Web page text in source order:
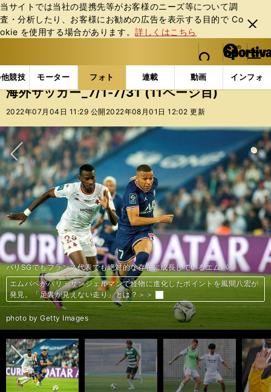
当サイトでは当社の提携先等がお客様のニーズ等について調
査・分析したり、お客様にお勧めの広告を表⽰する⽬的で Co
okie を使⽤する場合があります。詳しくはこちら
閉じ
る
web Sportiva (webスポルティーバ)
検索
マイペ
ー
ジ
メニュ
競技 モーター フォト 連載 動画 インフォ
b
ス
ポ
ル
ィ
ー
バ
フォトギャラリー コラムフォト 海外サッカー_7/
海外サッカー_7/1-7/31 (11ページ目)
2022年07月04日 11:29 公開 2022年08月01日 12:02 更新
次へ
移籍金21億円でモナコに移籍した南野拓実
南野拓実のモナコ移籍は都落ちではない。市場価値は２年半で倍増、攻撃
の要・トップ下での起用が濃厚＞＞
photo by AFLO
ボルシアMGの背番号３をチョイスした板倉滉
板倉滉がボルシアMGで求められる役割とは？ ファルケ新監督は「CBと
ボランチ、一番いいポジションで起用する」＞＞
photo by Getty Images
鹿島アンドラーズからセルクル・ブルージュへ移籍した上田綺世
上田綺世がベルギーで飛躍するために必要なこと。分岐点となる「シーズ
ン二桁得点」の壁＞＞
photo by Sano Miki
来季の所属先をめぐる報道が続いている久保建英
久保建英の新天地はどこだ。レアル・ソシエダ、バジャドリードをめぐる
それぞれの思惑＞＞
photo by Mutsu Kawamori／ MUTSUFOTOGRAFIA
緑が基調のボルシアMGのユニフォームを着た板倉滉
板倉滉の新天地ボルシアMGの黄金時代。バイエルンよりオシャレだった
＞＞
photo by Getty Images
バルサ残留か否かで交渉が長引いていたフランス代表ウスマン・デンベレ
バルサの獲得候補…レヴァンドフスキ、ロナウドなど大物の名前が挙がる
が、内実は？＞＞
photo by AFP／AFLO
1993年から1998年までPSGに在籍したライー
パリ・サンジェルマンの激動の歴史。かつては降格争い、借金まみれ、ス
ポンサーもさじを投げた＞＞
photo by AFLO
パリでのパリ・サンジェルマンの練習に合流したネイマール
来日直前のPSGで深刻な問題。ネイマールは非難の的で移籍話が再燃、正
念場を迎えた＞＞
photo by Aurelien Meunier、PSG/PSG via Getty Images
ブラジル代表と日本代表の一戦に出場したネイマール
ネイマールにとって最後のチャンス。メッシ、エムパベとの微妙な関係で
PSG残留か＞＞
photo by Sano Miki
PSGで同僚だったイブラヒモビッチ（左）とベッカム（右）
パリ・サンジェルマンを彩ってきたスーパースターたち。王様ズラタン、
ピルロの後継者、ベッカムの引退も…＞＞
photo by AFLO
パリSGでもフランス代表でも絶対的な存在に成長しているエムバペ
エムバペがパリ・サンジェルマンで怪物に進化したポイントを風間八宏が
発見。「足裏が見えない走り」とは？＞＞
photo by Getty Images
サンタ・クララからスポルティングに移籍した日本代表の守田英正
守田英正は名門で先発奪取なるか。ポルトガルリーグの日本人８人それぞ
れの立ち位置＞＞
photo by Carlos Rodrigues/Getty Images
レアル・マドリードでトレーニング中の久保建英。レアル・ソシエダ移籍が
決定的となった
久保建英に新天地レアル・ソシエダが寄せている評価と期待、そして課題
は？＞＞
photo by Antonio Villalba/Real Madrid via Getty Images
遅刻癖のあるネイマールが早くもチーム練習に参加
PSGの新体制にスター選手も戦々恐々。ネイマールさえもオフを早々に切
り上げチームに合流＞＞
photo by AFLO
映画祭出席のためにカンヌに姿を現わしたキリアン・エムバペ
エムバペ、ネイマール、メッシらのセレブぶりを紹介。パリ・サンジェル
マンの選手たちの住居や愛車は？＞＞
photo by Getty Images
パリで有名ブランドのファッションショーに出演したネイマール
エムバペ、ネイマール、メッシらのセレブぶりを紹介。パリ・サンジェル
マンの選手たちの住居や愛車は？＞＞
photo by Getty Images
リオネル・メッシの、昨夏のスペイン・イビサ島でのバカンスの様子
エムバペ、ネイマール、メッシらのセレブぶりを紹介。パリ・サンジェル
マンの選手たちの住居や愛車は？＞＞
photo by Getty Images
パリのディズニーランドを訪れ、家族と一緒にポーズをとるマルキーニョス
エムバペ、ネイマール、メッシらのセレブぶりを紹介。パリ・サンジェル
マンの選手たちの住居や愛車は？＞＞
photo by Getty Images
マドリードの高級フィットネスクラブのイベントに参加したセルヒオ・ラモ
ス
エムバペ、ネイマール、メッシらのセレブぶりを紹介。パリ・サンジェル
マンの選手たちの住居や愛車は？＞＞
photo by Getty Images
攻撃のタクトを振るメッシ（左）とネイマール（右）
新生PSGジャパンツアー直前分析。攻撃はMNMトリオのアドリブ優先、
守備は不慣れな３バックを採用か＞＞
photo by AFLO
開幕戦でマンオブザマッチに輝いた田中碧
田中碧のデュッセルドルフ２年目は輝きが違う。中盤を完全に支配して
「すごく楽しくサッカーができている」＞＞
photo by Getty Images
長い交渉の末、バルセロナへの移籍が決まったロベルト・レヴァンドフスキ
レヴァンドフスキは移籍で「絶対的エース」になれるのか。バルサの復権
への問題点＞＞
photo by AFP／AFLO
昨季の不調を払拭する仕上がり具合のメッシ
PSGフロンターレ戦で見えた光と陰。一番の仕上がりは35歳のメッシ、
フル稼働が厳しいのは36歳のセルヒオ・ラモス＞＞
photo by Yamazoe Toshio
２試合連続ゴールを決めたFWカリムエンドも安泰ではない
PSGの選手が観光気分ではなく、レッズ相手に本気となった理由。代表ク
ラスでもミスすれば売却される「背水の陣」＞＞
photo by AFLO
ひと回り大きくなったように見える久保建英（レアル・ソシエダ）
久保建英、ダビド・シルバの控えからスタート。デビュー戦は「好プレー
が目立つ」＞＞
photo by AFLO
ガンバ大阪戦で４点目を決め喜ぶリオネル・メッシ（パリ・サンジェルマ
ン）
メッシの現在の真の実力は？ ゴールが減ってもPSGで別格の扱いを受け
る理由＞＞
photo by KYODO
プレシーズンで好調をキープしている浅野拓磨
ボーフム浅野拓磨が背番号11に変更した思い。「寿人さんの存在があっ
て、今の自分につながっている」＞＞
photo by Getty Images
リバプールからバイエルンに移籍したサディオ・マネ（右）
バイエルンがレヴァンドフスキ移籍で得たもの。大型補強でチームのムー
ドにも変化が＞＞
photo by AFP／AFLO
前へ